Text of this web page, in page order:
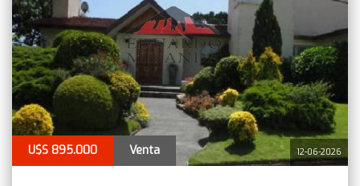
12-06-2026
U$S 895.000 Venta